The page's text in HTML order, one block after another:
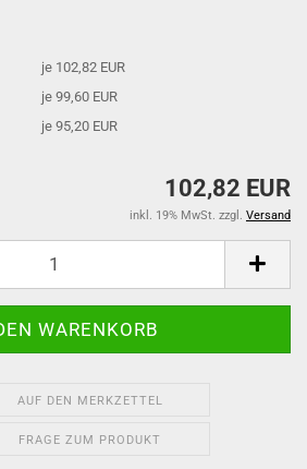
je 102,82 EUR
je 99,60 EUR
je 95,20 EUR
102,82 EUR
inkl. 19% MwSt. zzgl. Versand
AUF DEN MERKZETTEL
FRAGE ZUM PRODUKT